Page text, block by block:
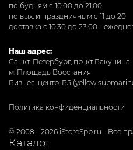
по будням с 10:00 до 21:00
по вых. и праздничным с 11 до 20
доставка с 10.30 до 23.00 -
Наш адрес:
Санкт-Петербург, пр-кт Бакунина,
м. Площадь Восстания
Бизнес-центр: Б5 (yellow
Политика конфиденциальности
© 2008 - 2026 iStoreSpb.ru - Все
Каталог